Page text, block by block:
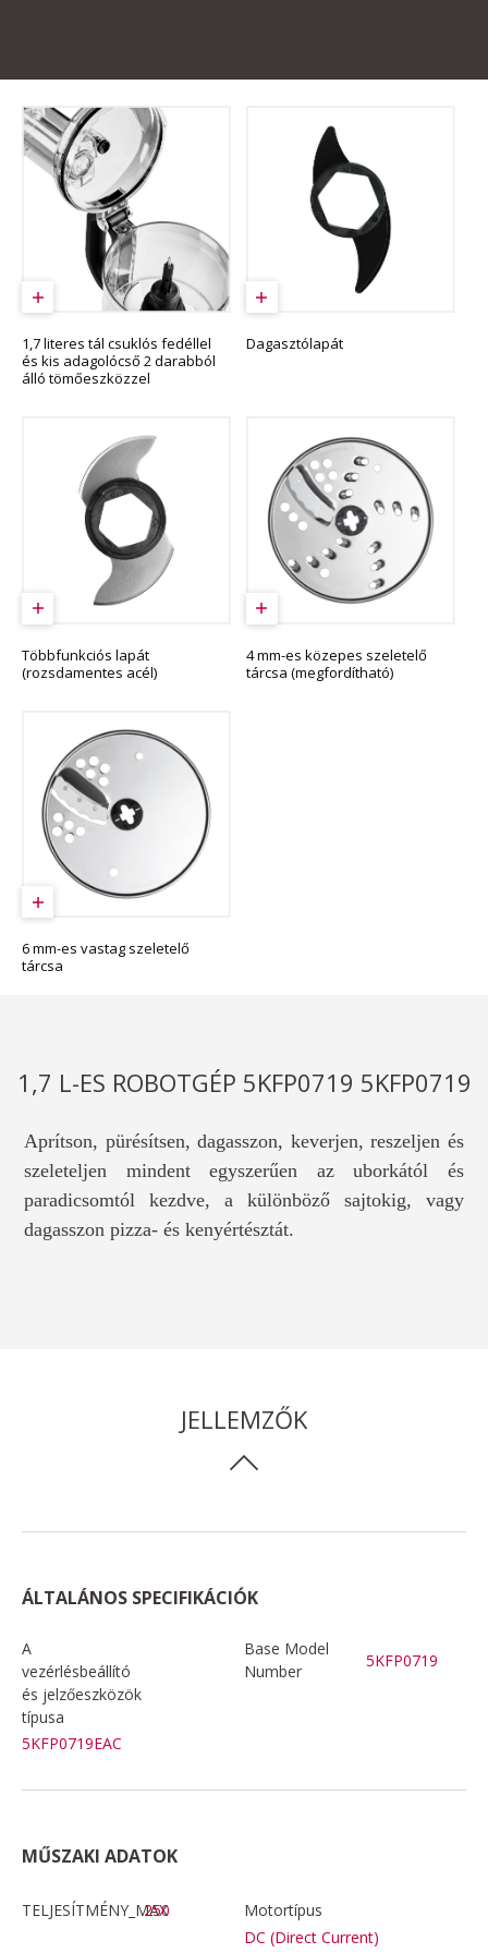
1,7 literes tál csuklós fedéllel
és kis adagolócső 2 darabból
álló tömőeszközzel
Dagasztólapát
Többfunkciós lapát
(rozsdamentes acél)
4 mm-es közepes szeletelő
tárcsa (megfordítható)
6 mm-es vastag szeletelő
tárcsa
1,7 L-ES ROBOTGÉP 5KFP0719 5KFP0719
Aprítson, pürésítsen, dagasszon, keverjen, reszeljen és
szeleteljen mindent egyszerűen az uborkától és
paradicsomtól kezdve, a különböző sajtokig, vagy
dagasszon pizza- és kenyértésztát.
JELLEMZŐK
ÁLTALÁNOS SPECIFIKÁCIÓK
A
vezérlésbeállító
és jelzőeszközök
típusa
5KFP0719EAC
Base Model
Number
5KFP0719
MŰSZAKI ADATOK
TELJESÍTMÉNY_MAX
250
Motortípus
DC (Direct Current)